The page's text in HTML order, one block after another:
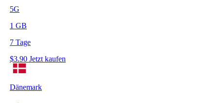
5G
1 GB
7 Tage
$3.90 Jetzt kaufen
Dänemark